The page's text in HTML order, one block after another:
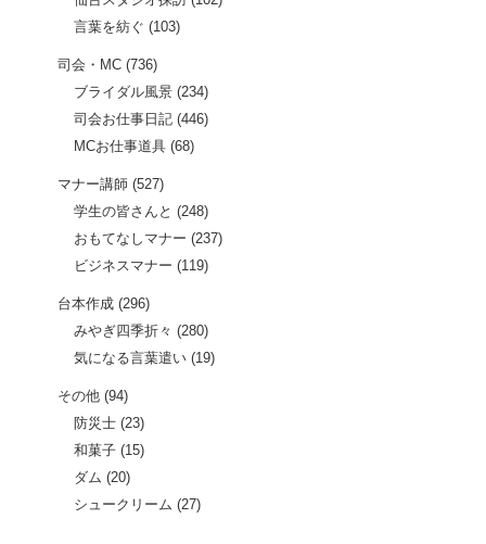
言葉を紡ぐ (103)
司会・MC(736)
ブライダル風景(234)
司会お仕事日記(446)
MCお仕事道具(68)
マナー講師(527)
学生の皆さんと (248)
おもてなしマナー (237)
ビジネスマナー (119)
台本作成(296)
みやぎ四季折々 (280)
気になる言葉遣い(19)
その他(94)
防災士(23)
和菓子(15)
ダム (20)
シュークリーム (27)